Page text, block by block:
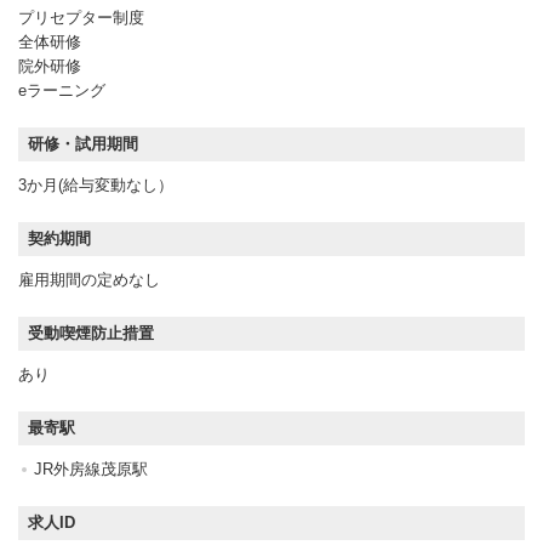
プリセプター制度
全体研修
院外研修
eラーニング
研修・試用期間
3か月(給与変動なし）
契約期間
雇用期間の定めなし
受動喫煙防止措置
あり
最寄駅
JR外房線茂原駅
求人ID